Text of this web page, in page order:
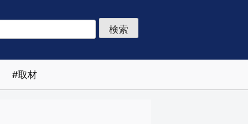
取材